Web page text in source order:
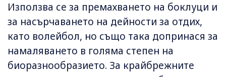
Използва се за премахването на боклуци и
за насърчаването на дейности за отдих,
като волейбол, но също така допринася за
намаляването в голяма степен на
биоразнообразието. За крайбрежните